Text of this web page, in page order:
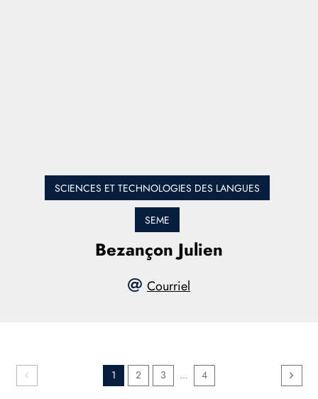
SCIENCES ET TECHNOLOGIES DES LANGUES
SEME
Bezançon Julien
Courriel
1 2 3 ... 4